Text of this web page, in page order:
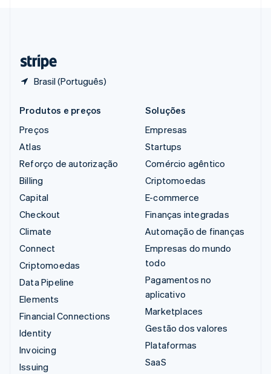
Brasil (Português)
Produtos e preços
Preços
Atlas
Reforço de autorização
Billing
Capital
Checkout
Climate
Connect
Criptomoedas
Data Pipeline
Elements
Financial Connections
Identity
Invoicing
Issuing
Soluções
Empresas
Startups
Comércio agêntico
Criptomoedas
E-commerce
Finanças integradas
Automação de finanças
Empresas do mundo
todo
Pagamentos no
aplicativo
Marketplaces
Gestão dos valores
Plataformas
SaaS